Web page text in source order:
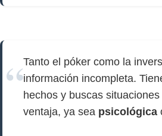
Tanto el póker como la
información incompleta.
hechos y buscas
ventaja, ya sea psicológica